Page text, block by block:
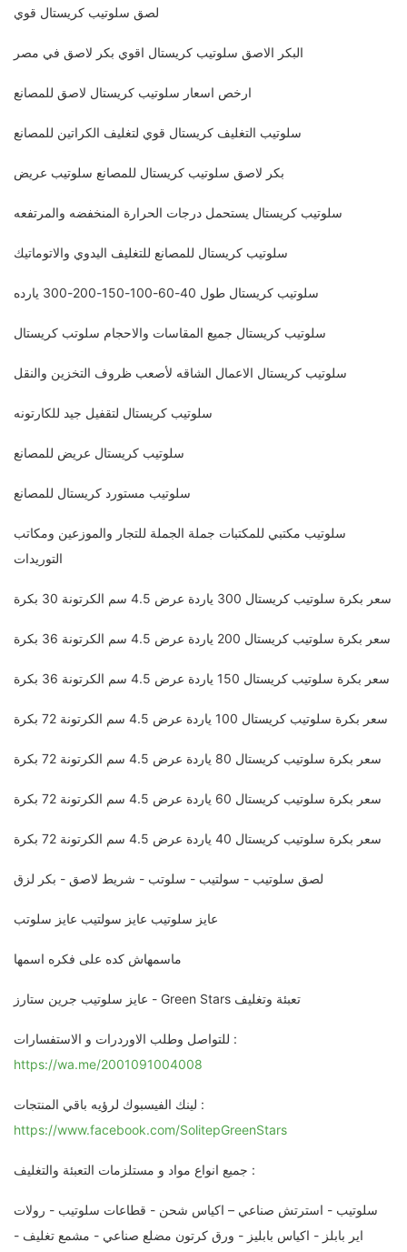
لصق سلوتيب كريستال قوي
البكر الاصق سلوتيب كريستال اقوي بكر لاصق في مصر
ارخص اسعار سلوتيب كريستال لاصق للمصانع
سلوتيب التغليف كريستال قوي لتغليف الكراتين للمصانع
بكر لاصق سلوتيب كريستال للمصانع سلوتيب عريض
سلوتيب كريستال يستحمل درجات الحرارة المنخفضه والمرتفعه
سلوتيب كريستال للمصانع للتغليف اليدوي والاتوماتيك
سلوتيب كريستال طول 40-60-100-150-200-300 يارده
سلوتيب كريستال جميع المقاسات والاحجام سلوتب كريستال
سلوتيب كريستال الاعمال الشاقه لأصعب ظروف التخزين والنقل
سلوتيب كريستال لتقفيل جيد للكارتونه
سلوتيب كريستال عريض للمصانع
سلوتيب مستورد كريستال للمصانع
سلوتيب مكتبي للمكتبات جملة الجملة للتجار والموزعين ومكاتب
التوريدات
سعر بكرة سلوتيب كريستال 300 ياردة عرض 4.5 سم الكرتونة 30 بكرة
سعر بكرة سلوتيب كريستال 200 ياردة عرض 4.5 سم الكرتونة 36 بكرة
سعر بكرة سلوتيب كريستال 150 ياردة عرض 4.5 سم الكرتونة 36 بكرة
سعر بكرة سلوتيب كريستال 100 ياردة عرض 4.5 سم الكرتونة 72 بكرة
سعر بكرة سلوتيب كريستال 80 ياردة عرض 4.5 سم الكرتونة 72 بكرة
سعر بكرة سلوتيب كريستال 60 ياردة عرض 4.5 سم الكرتونة 72 بكرة
سعر بكرة سلوتيب كريستال 40 ياردة عرض 4.5 سم الكرتونة 72 بكرة
لصق سلوتيب - سولتيب - سلوتب - شريط لاصق - بكر لزق
عايز سلوتيب عايز سولتيب عايز سلوتب
ماسمهاش كده على فكره اسمها
عايز سلوتيب جرين ستارز - Green Stars تعبئة وتغليف
للتواصل وطلب الاوردرات و الاستفسارات :
https://wa.me/2001091004008
لينك الفيسبوك لرؤيه باقي المنتجات :
https://www.facebook.com/SolitepGreenStars
جميع انواع مواد و مستلزمات التعبئة والتغليف :
سلوتيب - استرتش صناعي – اكياس شحن - قطاعات سلوتيب - رولات
اير بابلز - اكياس بابليز - ورق كرتون مضلع صناعي - مشمع تغليف -